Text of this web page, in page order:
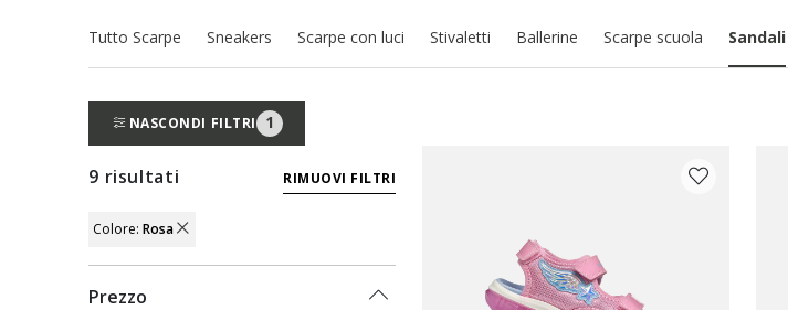
Tutto Scarpe Sneakers Scarpe con luci Stivaletti Ballerine Scarpe scuola Sandali
NASCONDI FILTRI 1
9 risultati RIMUOVI FILTRI
Colore: Rosa
REMOVE FILTER FILTRO APPLICATO PER COLORE: ROSA
Prezzo